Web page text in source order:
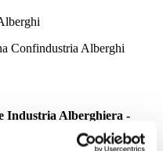
Confindustria Alberghi
Industria Alberghiera -
il 26 febbraio 2014